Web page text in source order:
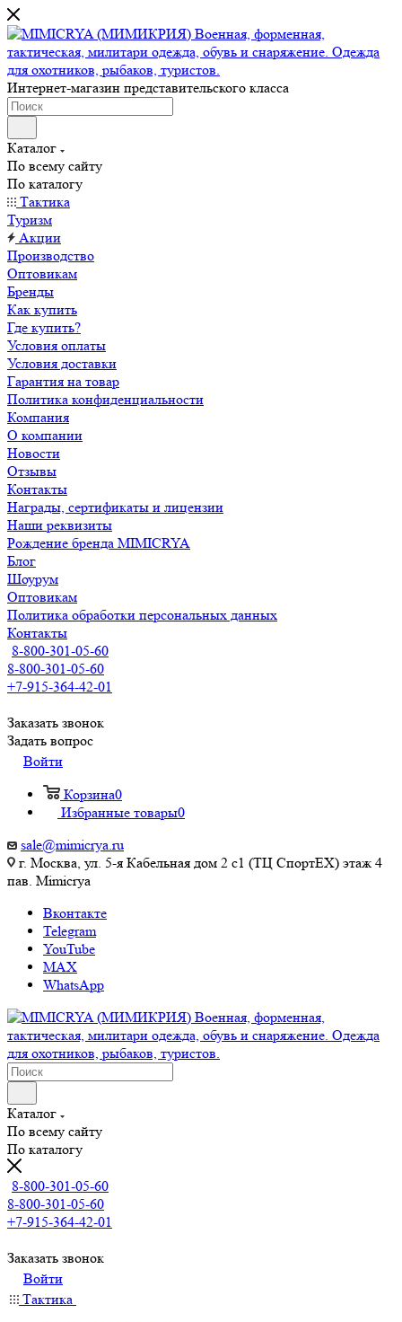
Интернет-магазин представительского класса
Каталог
По всему сайту
По каталогу
Тактика
Туризм
Акции
Производство
Оптовикам
Бренды
Как купить
Где купить?
Условия оплаты
Условия доставки
Гарантия на товар
Политика конфиденциальности
Компания
О компании
Новости
Отзывы
Контакты
Награды, сертификаты и лицензии
Наши реквизиты
Рождение бренда MIMICRYA
Блог
Шоурум
Оптовикам
Политика обработки персональных данных
Контакты
8-800-301-05-60
8-800-301-05-60
+7-915-364-42-01
Заказать звонок
Задать вопрос
Войти
Корзина0
Избранные товары0
sale@mimicrya.ru
г. Москва, ул. 5-я Кабельная дом 2 с1 (ТЦ СпортEX) этаж 4
пав. Mimicrya
Вконтакте
Telegram
YouTube
MAX
WhatsApp
Каталог
По всему сайту
По каталогу
8-800-301-05-60
8-800-301-05-60
+7-915-364-42-01
Заказать звонок
Войти
Тактика